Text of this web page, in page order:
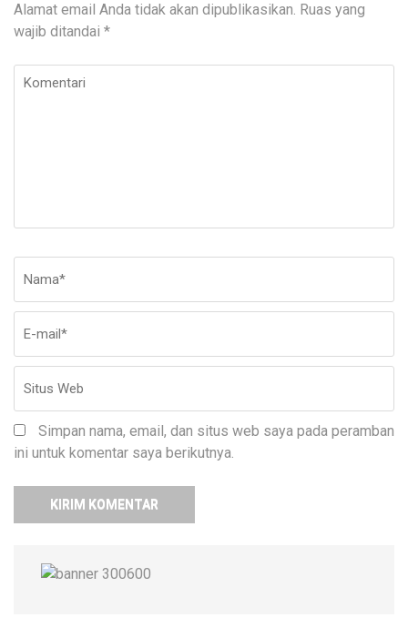
Alamat email Anda tidak akan dipublikasikan. Ruas yang
wajib ditandai *
Komentari
Simpan nama, email, dan situs web saya pada peramban
ini untuk komentar saya berikutnya.